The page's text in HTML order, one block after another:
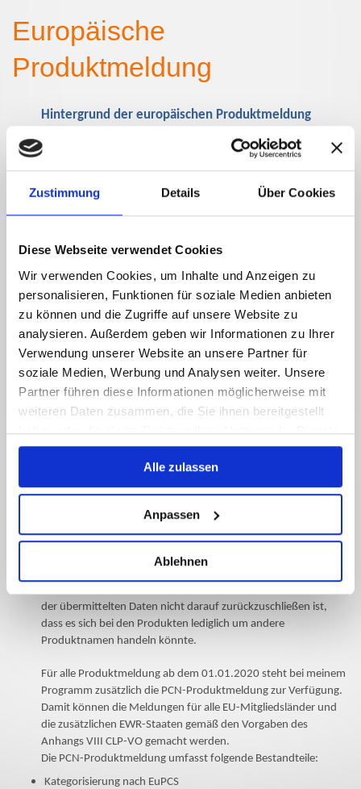
Zustimmung Details Über Cookies
Diese Webseite verwendet Cookies
Wir verwenden Cookies, um Inhalte und Anzeigen zu
personalisieren, Funktionen für soziale Medien anbieten
zu können und die Zugriffe auf unsere Website zu
analysieren. Außerdem geben wir Informationen zu Ihrer
Verwendung unserer Website an unsere Partner für
soziale Medien, Werbung und Analysen weiter. Unsere
Partner führen diese Informationen möglicherweise mit
weiteren Daten zusammen, die Sie ihnen bereitgestellt
haben oder die sie im Rahmen Ihrer Nutzung der Dienste
gesammelt haben.
Alle zulassen
Anpassen
Ablehnen
Europäische
Produktmeldung
Hintergrund der europäischen Produktmeldung
Hintergrund der Europäischen Produktmitteilung ist der Artikel
45 der CLP-Verordnung. Dieser verlangt, dass die
Mitgliedsstaaten Stellen zu benennen haben, die für die
gesundheitliche Notversorgung zuständig sind. Diese
benannten Stellen heißen PCN (Poisons Centres Notification).
Risikobewertung).
Die Daten sollen dazu verwendet werden, dass diese Stellen
insbesondere bei medizinischen Notfällen Auskünfte für
Anfragen mit medizinischem Inhalt geben können. Weiter
dürfen die gesammelten Daten über Unfälle und Gefahrstoffe
dazu verwendet werden, um Analysen zur Bewertung von
Schutzmaßnahmen zu ermöglichen.
Die Mitteilungsverpflichtung gilt auch für drei Staaten des
Europäischen Wirtschaftsraums (Norwegen, Liechtenstein und
Unterstützung durch mich
Wie kann ich Sie unterstützen?
BfR über die BfR-Produktmeldung rechtskonform melden. Die
BfR-Produktmeldung aus meinem Programm gibt ebenfalls nur
Konzentrationsbereiche an. Bei identischen Rezepturen werden
der übermittelten Daten nicht darauf zurückzuschließen ist,
dass es sich bei den Produkten lediglich um andere
Produktnamen handeln könnte.
Für alle Produktmeldung ab dem 01.01.2020 steht bei meinem
Programm zusätzlich die PCN-Produktmeldung zur Verfügung.
Damit können die Meldungen für alle EU-Mitgliedsländer und
die zusätzlichen EWR-Staaten gemäß den Vorgaben des
Anhangs VIII CLP-VO gemacht werden.
Die PCN-Produktmeldung umfasst folgende Bestandteile:
Kategorisierung nach EuPCS